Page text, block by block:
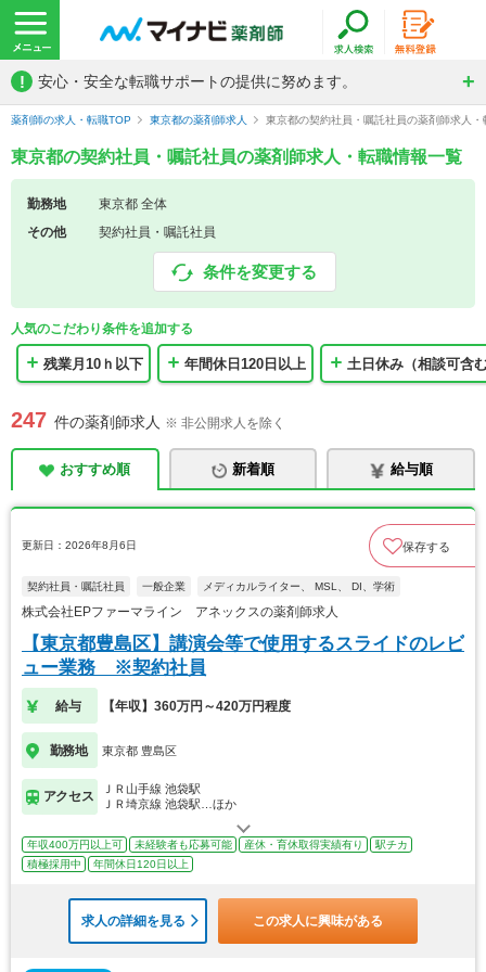
! 安心・安全な転職サポートの提供に努めます。
薬剤師の求人・転職TOP 東京都の薬剤師求人 東京都の契約社員・嘱託社員の薬剤師求人・
東京都の契約社員・嘱託社員の薬剤師求人・転職情報一覧
勤務地
東京都 全体
その他
契約社員・嘱託社員
条件を変更する
人気のこだわり条件を追加する
残業月10ｈ以下 年間休日120日以上 土日休み（相談可含
247 件の薬剤師求人 ※ 非公開求人を除く
おすすめ順 新着順 給与順
更新日：2026年8月6日 保存する
契約社員・嘱託社員 一般企業 メディカルライター、 MSL、 DI、学術
株式会社EPファーマライン アネックスの薬剤師求人
【東京都豊島区】講演会等で使用するスライドのレビ
ュー業務 ※契約社員
給与 【年収】360万円～420万円程度
勤務地 東京都 豊島区
アクセス
ＪＲ山手線 池袋駅
ＪＲ埼京線 池袋駅…ほか
年収400万円以上可 未経験者も応募可能 産休・育休取得実績有り
駅チカ
積極採用中
年間休日120日以上
求人の詳細を見る この求人に興味がある